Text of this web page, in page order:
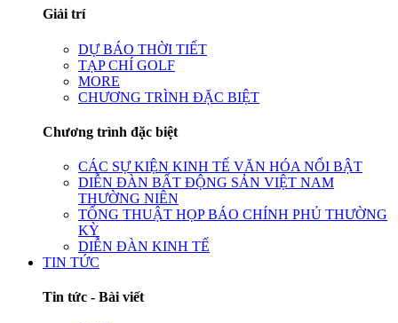
Giải trí
DỰ BÁO THỜI TIẾT
TẠP CHÍ GOLF
MORE
CHƯƠNG TRÌNH ĐẶC BIỆT
Chương trình đặc biệt
CÁC SỰ KIỆN KINH TẾ VĂN HÓA NỔI BẬT
DIỄN ĐÀN BẤT ĐỘNG SẢN VIỆT NAM
THƯỜNG NIÊN
TỔNG THUẬT HỌP BÁO CHÍNH PHỦ THƯỜNG
KỲ
DIỄN ĐÀN KINH TẾ
TIN TỨC
Tin tức - Bài viết